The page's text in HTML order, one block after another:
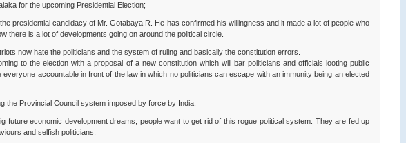
for the upcoming Presidential Election;
presidential candidacy of Mr. Gotabaya R. He has confirmed his willingness and it made a lot of people who
there is a lot of developments going on around the political circle.
now hate the politicians and the system of ruling and basically the constitution errors.
to the election with a proposal of a new constitution which will bar politicians and officials looting public
everyone accountable in front of the law in which no politicians can escape with an immunity being an elected
the Provincial Council system imposed by force by India.
future economic development dreams, people want to get rid of this rogue political system. They are fed up
and selfish politicians.